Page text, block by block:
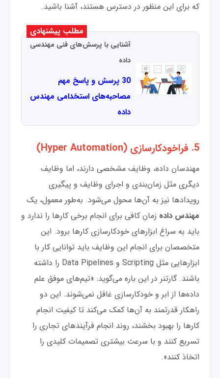
که برای این منظور در دسترس هستند، آشنا باشید.
مطلب پیشنهادی
آشنایی با پرسش‌های فنی مهندسی
داده
30 پرسش و پاسخ مهم
مصاحبه‌های استخدامی مهندس
داده
5. فراخودکارسازی (Hyper Automation)
مهندسان داده، وظایف مشخصی دارند، اما وظایف
دیگری مثل زمان‌بندی و اجرای وظایف و پیگیری
رویدادها نیز به آن‌ها محول می‌شود. به‌طور معمول، یک
مهندس داده زمان کافی برای انجام برخی کارها را ندارد و
باید به سراغ ابزارهای خودکارسازی کارها برود. این
متخصصان برای انجام این وظایف باید توانایی کار با
ابزارهایی مثل Scripting و Data Pipelines را داشته
باشند. گارتنر در این باره می‌گوید: «تیم‌های موفق علم
داده‌ها از ابر و خودکارسازی غافل نمی‌شوند. این دو
راهکار قدرتمند به آن‌ها کمک می‌کند تا کیفیت انجام
کارها را بهبود بخشند، روند انجام فرآیندهای تجاری را
تسریع کنند و با سرعت بیشتری تصمیمات کلیدی را
اتخاذ کنند».